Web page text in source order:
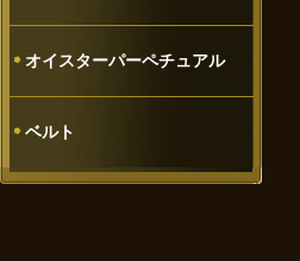
オイスターパーペチュアル
ベルト